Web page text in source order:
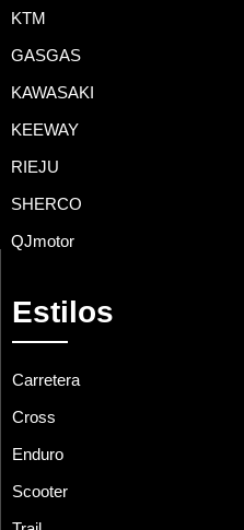
KTM
GASGAS
KAWASAKI
KEEWAY
RIEJU
SHERCO
QJmotor
Estilos
Carretera
Cross
Enduro
Scooter